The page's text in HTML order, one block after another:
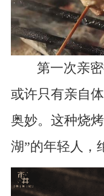
第一次亲
或许只有亲自
奥妙。这种烧
湖”的年轻人，